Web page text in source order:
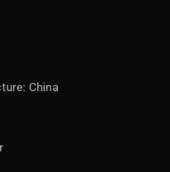
China